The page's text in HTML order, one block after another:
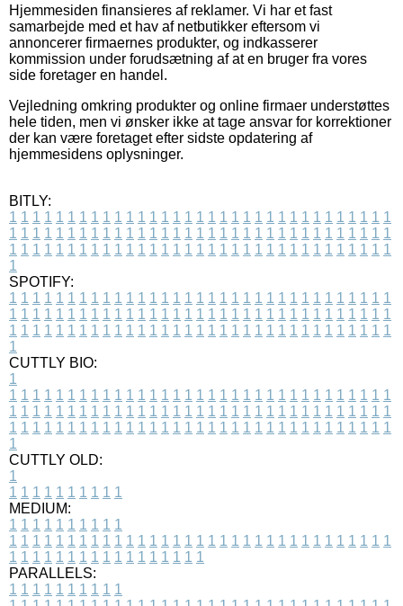
Hjemmesiden finansieres af reklamer. Vi har et fast
samarbejde med et hav af netbutikker eftersom vi
annoncerer firmaernes produkter, og indkasserer
kommission under forudsætning af at en bruger fra vores
side foretager en handel.
Vejledning omkring produkter og online firmaer understøttes
hele tiden, men vi ønsker ikke at tage ansvar for korrektioner
der kan være foretaget efter sidste opdatering af
hjemmesidens oplysninger.
BITLY:
1 1 1 1 1 1 1 1 1 1 1 1 1 1 1 1 1 1 1 1 1 1 1 1 1 1 1 1 1 1 1 1 1
1 1 1 1 1 1 1 1 1 1 1 1 1 1 1 1 1 1 1 1 1 1 1 1 1 1 1 1 1 1 1 1 1
1 1 1 1 1 1 1 1 1 1 1 1 1 1 1 1 1 1 1 1 1 1 1 1 1 1 1 1 1 1 1 1 1
1
SPOTIFY:
1 1 1 1 1 1 1 1 1 1 1 1 1 1 1 1 1 1 1 1 1 1 1 1 1 1 1 1 1 1 1 1 1
1 1 1 1 1 1 1 1 1 1 1 1 1 1 1 1 1 1 1 1 1 1 1 1 1 1 1 1 1 1 1 1 1
1 1 1 1 1 1 1 1 1 1 1 1 1 1 1 1 1 1 1 1 1 1 1 1 1 1 1 1 1 1 1 1 1
1
CUTTLY BIO:
1
1 1 1 1 1 1 1 1 1 1 1 1 1 1 1 1 1 1 1 1 1 1 1 1 1 1 1 1 1 1 1 1 1
1 1 1 1 1 1 1 1 1 1 1 1 1 1 1 1 1 1 1 1 1 1 1 1 1 1 1 1 1 1 1 1 1
1 1 1 1 1 1 1 1 1 1 1 1 1 1 1 1 1 1 1 1 1 1 1 1 1 1 1 1 1 1 1 1 1
1
CUTTLY OLD:
1
1 1 1 1 1 1 1 1 1 1
MEDIUM:
1 1 1 1 1 1 1 1 1 1
1 1 1 1 1 1 1 1 1 1 1 1 1 1 1 1 1 1 1 1 1 1 1 1 1 1 1 1 1 1 1 1 1
1 1 1 1 1 1 1 1 1 1 1 1 1 1 1 1 1
PARALLELS:
1 1 1 1 1 1 1 1 1 1